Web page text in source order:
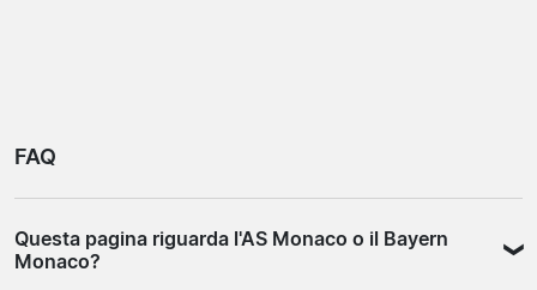
FAQ
Questa pagina riguarda l'AS Monaco o il Bayern
Monaco?